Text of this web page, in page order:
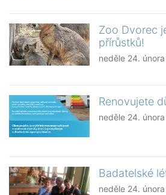
Zoo Dvorec
přírůstků!
neděle 24.
Renovujete
neděle 24.
Badatelské
neděle 24.